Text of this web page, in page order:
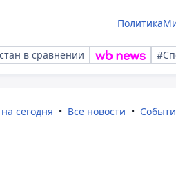
Политика
в сравнении
сегодня Все новости